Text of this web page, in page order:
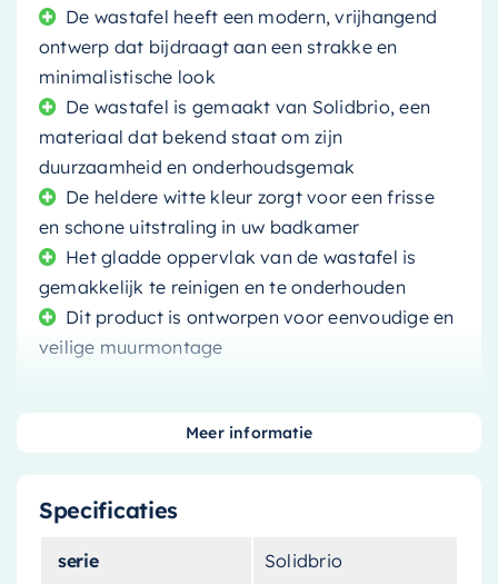
De wastafel heeft een modern, vrijhangend
ontwerp dat bijdraagt aan een strakke en
minimalistische look
De wastafel is gemaakt van Solidbrio, een
materiaal dat bekend staat om zijn
duurzaamheid en onderhoudsgemak
De heldere witte kleur zorgt voor een frisse
en schone uitstraling in uw badkamer
Het gladde oppervlak van de wastafel is
gemakkelijk te reinigen en te onderhouden
Dit product is ontworpen voor eenvoudige en
veilige muurmontage
en duurzame wastafel voor uw badkamer, dan is
deze wastafel van
de perfecte keuze
Specificaties
serie Solidbrio
Meer informatie